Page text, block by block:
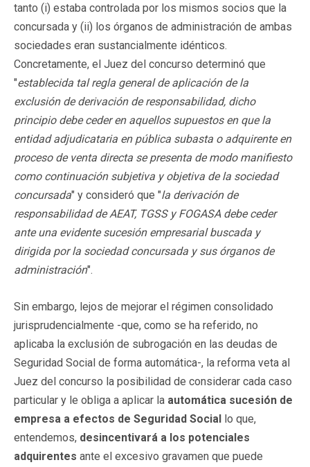
tanto (i) estaba controlada por los mismos socios que la
concursada y (ii) los órganos de administración de ambas
sociedades eran sustancialmente idénticos.
Concretamente, el Juez del concurso determinó que
"establecida tal regla general de aplicación de la
exclusión de derivación de responsabilidad, dicho
principio debe ceder en aquellos supuestos en que la
entidad adjudicataria en pública subasta o adquirente en
proceso de venta directa se presenta de modo manifiesto
como continuación subjetiva y objetiva de la sociedad
concursada" y consideró que "la derivación de
responsabilidad de AEAT, TGSS y FOGASA debe ceder
ante una evidente sucesión empresarial buscada y
dirigida por la sociedad concursada y sus órganos de
administración".
Sin embargo, lejos de mejorar el régimen consolidado
jurisprudencialmente -que, como se ha referido, no
aplicaba la exclusión de subrogación en las deudas de
Seguridad Social de forma automática-, la reforma veta al
Juez del concurso la posibilidad de considerar cada caso
particular y le obliga a aplicar la automática sucesión de
empresa a efectos de Seguridad Social lo que,
entendemos, desincentivará a los potenciales
adquirentes ante el excesivo gravamen que puede